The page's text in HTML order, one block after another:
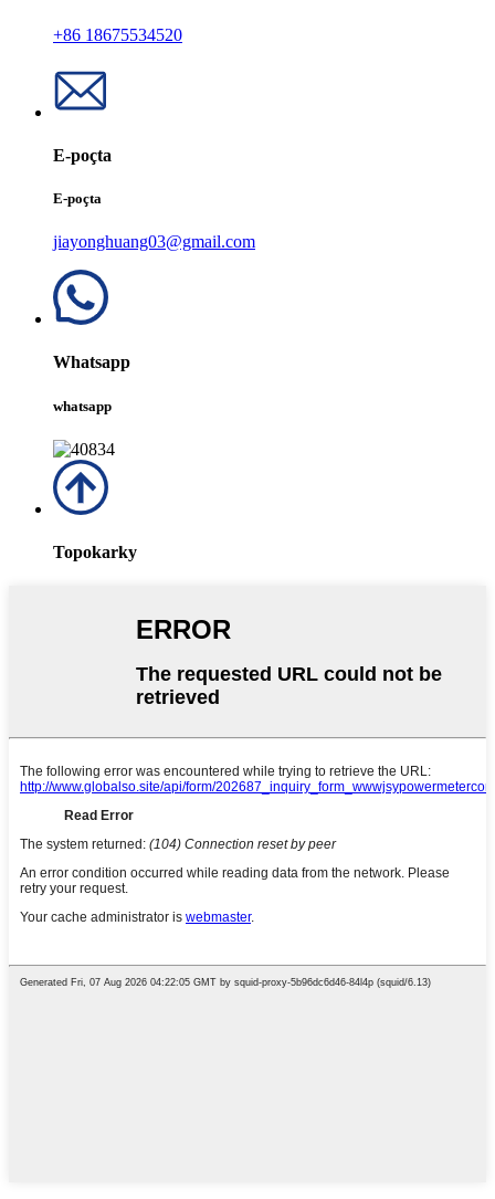
+86 18675534520
E-poçta
E-poçta
jiayonghuang03@gmail.com
Whatsapp
whatsapp
Topokarky